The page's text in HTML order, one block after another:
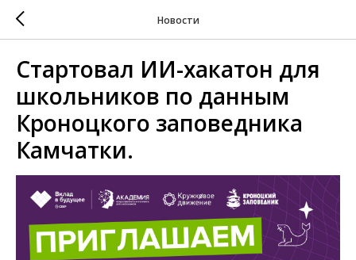
Новости
Стартовал ИИ-хакатон для
школьников по данным
Кроноцкого заповедника
Камчатки.